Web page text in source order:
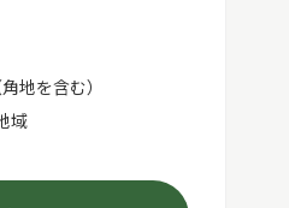
地を含む）
域